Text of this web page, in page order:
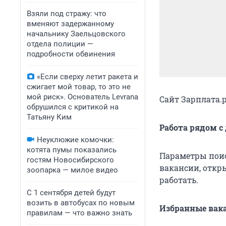
Взяли под стражу: что
вменяют задержанному
начальнику Заельцовского
отдела полиции —
подробности обвинения
«Если сверху летит ракета и
сжигает мой товар, то это не
мой риск». Основатель Levrana
обрушился с критикой на
Татьяну Ким
Неуклюжие комочки:
котята пумы показались
гостям Новосибирского
зоопарка — милое видео
С 1 сентября детей будут
возить в автобусах по новым
правилам — что важно знать
Сайт
Работа рядом
Параметры
вакансии,
работать.
Избранные